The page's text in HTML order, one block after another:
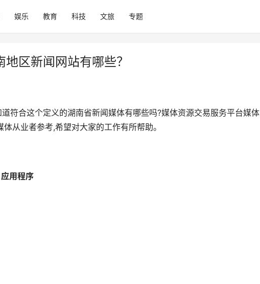
娱乐 教育 科技 文旅 专题
区新闻网站有哪些？
符合这个定义的湖南省新闻媒体有哪些吗?媒体资源交易服务平台媒体
从业者参考,希望对大家的工作有所帮助。
应用程序